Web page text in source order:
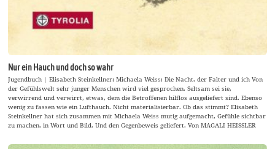
Nur ein Hauch und doch so wahr
Jugendbuch | Elisabeth Steinkellner; Michaela Weiss: Die Nacht, der Falter und ich Von
der Gefühlswelt sehr junger Menschen wird viel gesprochen. Seltsam sei sie,
verwirrend und verwirrt, etwas, dem die Betroffenen hilflos ausgeliefert sind. Ebenso
wenig zu fassen wie ein Lufthauch. Nicht materialisierbar. Ob das stimmt? Elisabeth
Steinkellner hat sich zusammen mit Michaela Weiss mutig aufgemacht, Gefühle sichtbar
zu machen, in Wort und Bild. Und den Gegenbeweis geliefert. Von MAGALI HEISSLER